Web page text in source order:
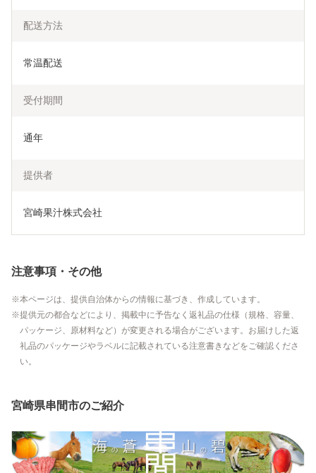
配送方法
常温配送
受付期間
通年
提供者
宮崎果汁株式会社
注意事項・その他
本ページは、提供自治体からの情報に基づき、作成しています。
提供元の都合などにより、掲載中に予告なく返礼品の仕様（規格、容量、
パッケージ、原材料など）が変更される場合がございます。お届けした返
礼品のパッケージやラベルに記載されている注意書きなどをご確認くださ
い。
宮崎県串間市のご紹介